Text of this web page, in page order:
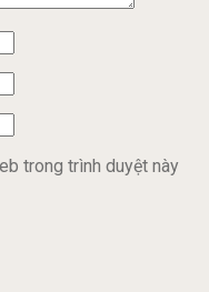
trong trình duyệt này